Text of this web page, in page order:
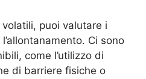
puoi valutare i
Ci sono
come l’utilizzo di
di barriere fisiche o